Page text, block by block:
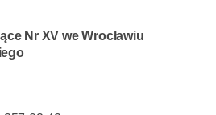
Nr XV we Wrocławiu